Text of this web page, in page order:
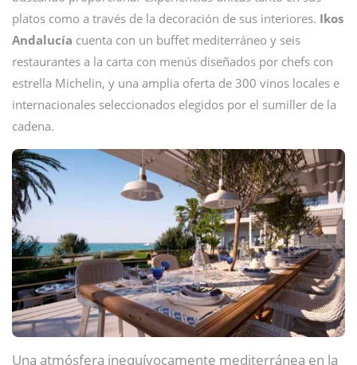
platos como a través de la decoración de sus interiores. Ikos
Andalucía cuenta con un buffet mediterráneo y seis
restaurantes a la carta con menús diseñados por chefs con
estrella Michelin, y una amplia oferta de 300 vinos locales e
internacionales seleccionados elegidos por el sumiller de la
cadena.
Una atmósfera inequívocamente mediterránea en la